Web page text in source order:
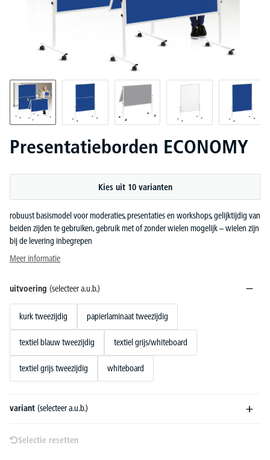
Presentatieborden ECONOMY
Kies uit 10 varianten
robuust basismodel voor moderaties, presentaties en workshops, gelijktijdig van
beiden zijden te gebruiken, gebruik met of zonder wielen mogelijk – wielen zijn
bij de levering inbegrepen
Meer informatie
uitvoering (selecteer a.u.b.)
kurk tweezijdig papierlaminaat tweezijdig
textiel blauw tweezijdig textiel grijs/whiteboard
textiel grijs tweezijdig whiteboard
variant (selecteer a.u.b.)
Selectie resetten